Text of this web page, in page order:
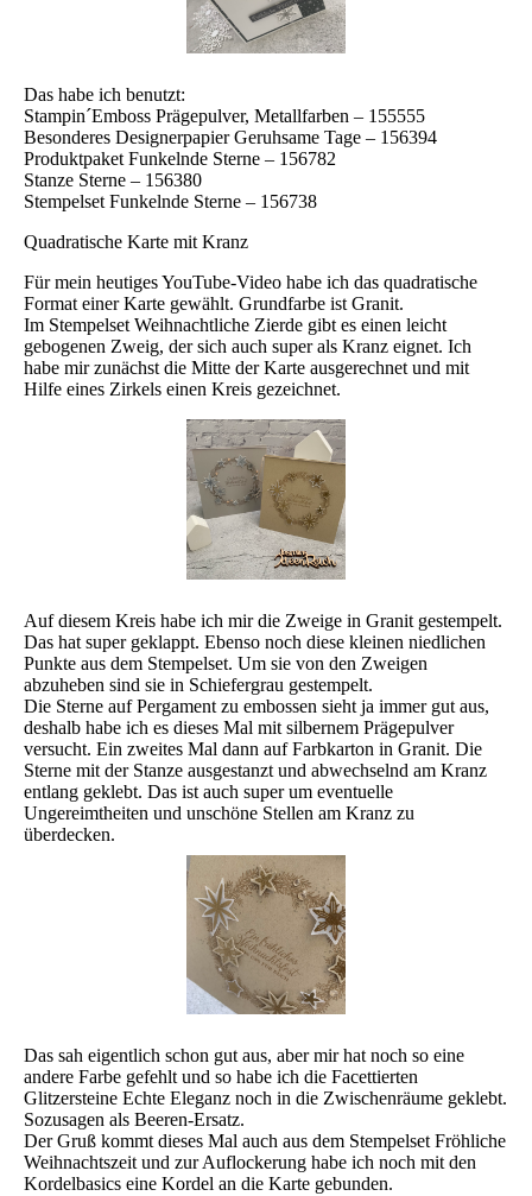
Das habe ich benutzt:
Stampin´Emboss Prägepulver, Metallfarben – 155555
Besonderes Designerpapier Geruhsame Tage – 156394
Produktpaket Funkelnde Sterne – 156782
Stanze Sterne – 156380
Stempelset Funkelnde Sterne – 156738
Quadratische Karte mit Kranz
Für mein heutiges YouTube-Video habe ich das quadratische
Format einer Karte gewählt. Grundfarbe ist Granit.
Im Stempelset Weihnachtliche Zierde gibt es einen leicht
gebogenen Zweig, der sich auch super als Kranz eignet. Ich
habe mir zunächst die Mitte der Karte ausgerechnet und mit
Hilfe eines Zirkels einen Kreis gezeichnet.
Auf diesem Kreis habe ich mir die Zweige in Granit gestempelt.
Das hat super geklappt. Ebenso noch diese kleinen niedlichen
Punkte aus dem Stempelset. Um sie von den Zweigen
abzuheben sind sie in Schiefergrau gestempelt.
Die Sterne auf Pergament zu embossen sieht ja immer gut aus,
deshalb habe ich es dieses Mal mit silbernem Prägepulver
versucht. Ein zweites Mal dann auf Farbkarton in Granit. Die
Sterne mit der Stanze ausgestanzt und abwechselnd am Kranz
entlang geklebt. Das ist auch super um eventuelle
Ungereimtheiten und unschöne Stellen am Kranz zu
überdecken.
Das sah eigentlich schon gut aus, aber mir hat noch so eine
andere Farbe gefehlt und so habe ich die Facettierten
Glitzersteine Echte Eleganz noch in die Zwischenräume geklebt.
Sozusagen als Beeren-Ersatz.
Der Gruß kommt dieses Mal auch aus dem Stempelset Fröhliche
Weihnachtszeit und zur Auflockerung habe ich noch mit den
Kordelbasics eine Kordel an die Karte gebunden.